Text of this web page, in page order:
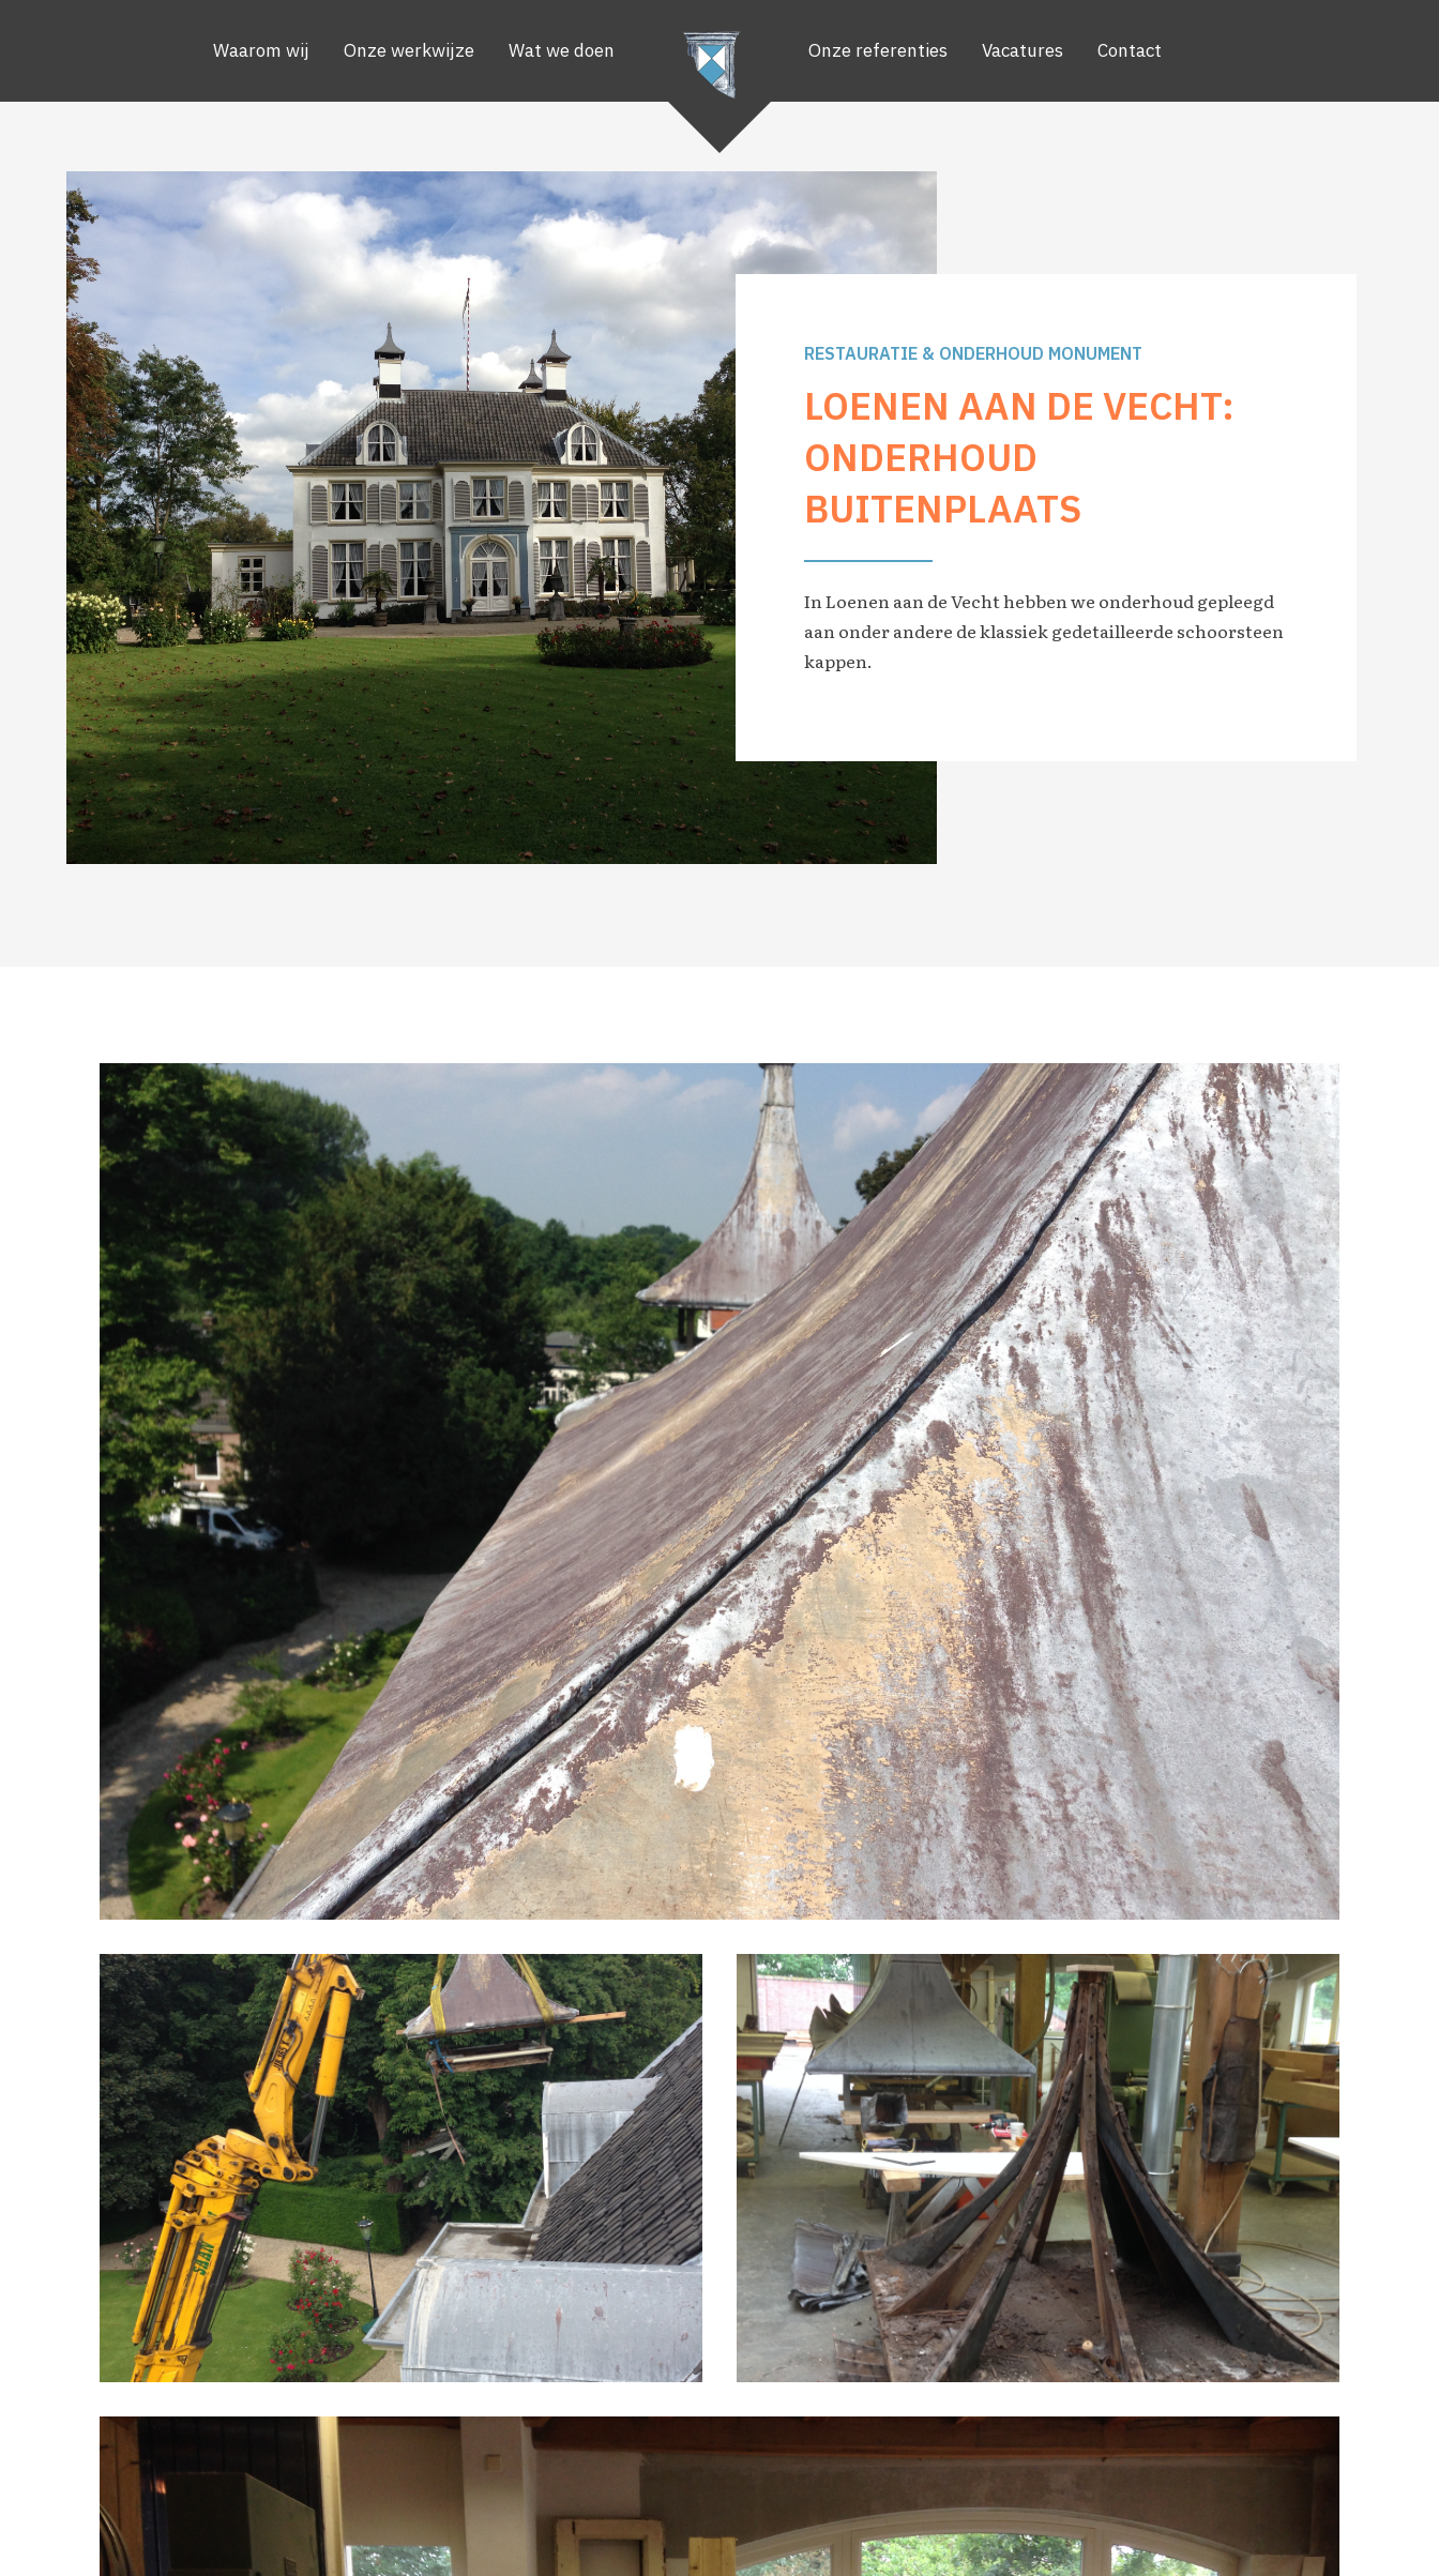
Waarom wij Onze werkwijze Wat we doen Onze referenties Vacatures Contact
RESTAURATIE & ONDERHOUD MONUMENT
LOENEN AAN DE VECHT:
ONDERHOUD
BUITENPLAATS
In Loenen aan de Vecht hebben we onderhoud gepleegd
aan onder andere de klassiek gedetailleerde schoorsteen
kappen.